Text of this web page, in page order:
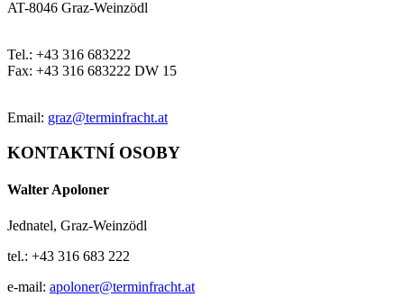
AT-8046 Graz-Weinzödl
Tel.: +43 316 683222
Fax: +43 316 683222 DW 15
Email: graz@terminfracht.at
KONTAKTNÍ OSOBY
Walter Apoloner
Jednatel, Graz-Weinzödl
tel.: +43 316 683 222
e-mail: apoloner@terminfracht.at